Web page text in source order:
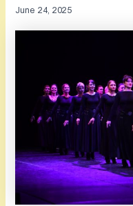
June 24, 2025